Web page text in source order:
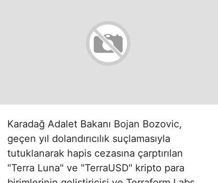
Karadağ Adalet Bakanı Bojan Bozovic,
geçen yıl dolandırıcılık suçlamasıyla
tutuklanarak hapis cezasına çarptırılan
"Terra Luna" ve "TerraUSD" kripto para